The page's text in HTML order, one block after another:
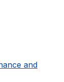
and